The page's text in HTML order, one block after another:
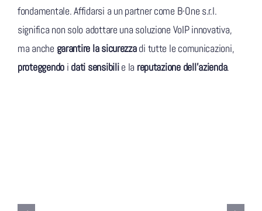
fondamentale. Affidarsi a un partner come B-One s.r.l.
significa non solo adottare una soluzione VoIP innovativa,
ma anche garantire la sicurezzadi tutte le comunicazioni,
proteggendo i dati sensibilie la reputazione dell’azienda.